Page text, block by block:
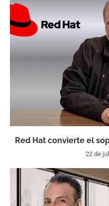
Red Hat convierte el
22 de